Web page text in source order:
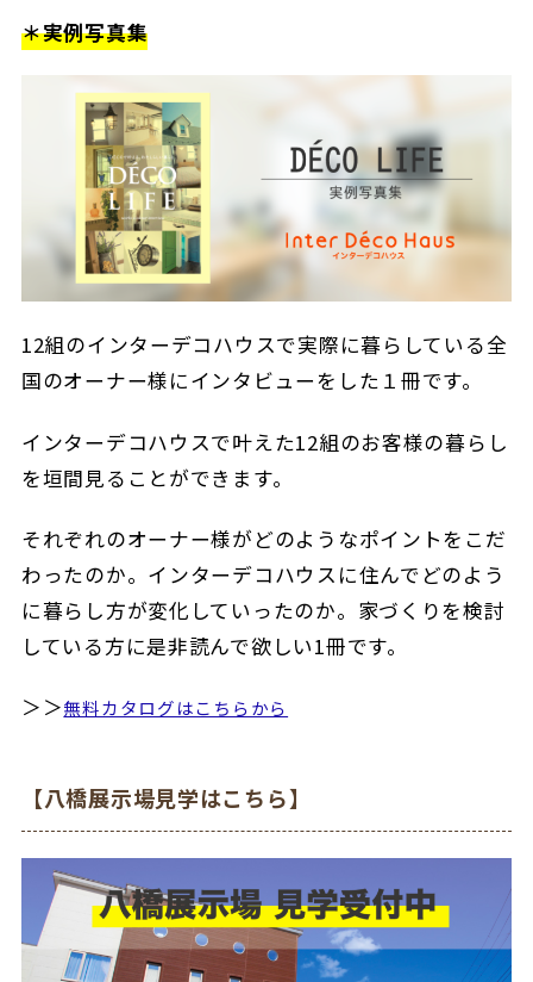
＊実例写真集
12組のインターデコハウスで実際に暮らしている全
国のオーナー様にインタビューをした１冊です。
インターデコハウスで叶えた12組のお客様の暮らし
を垣間見ることができます。
それぞれのオーナー様がどのようなポイントをこだ
わったのか。インターデコハウスに住んでどのよう
に暮らし方が変化していったのか。家づくりを検討
している方に是非読んで欲しい1冊です。
＞＞無料カタログはこちらから
【八橋展示場見学はこちら】